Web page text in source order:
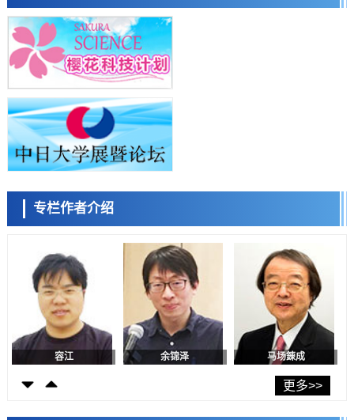
高精度解读
经济・社会
【AI法上篇】如何对“将人生交给AI”保持危机感——中央大学平野晋教
授专访
科学研究
庆应义塾大学阐明脑内“游击手”小胶质细胞包裹保护受损神经细胞的机
制，有望用于开发阿尔茨海默病等疾病疗法
科学研究
日本东北大学与横滨橡胶全球首次从纳米尺度揭示橡胶—黄铜粘接界面
劣化抑制机制，为提升轮胎安全性与耐久性的材料设计开辟道路
科学研究
近畿大学等发现植物染料“日本茜”的红色成分可抑制老化与炎症，有望
科学研究
群马大学开发针对难治性癫痫的新型基因疗法，利用超小型GAD67启动
子抑制发作
九州大学揭示夜间眼压升高机制：两种激素波动叠加所致
科学研究
东京都产技研采用新手法开发出可稳定工作至300℃的介电材料，已验
证电容器可在汽车发动机等高温环境下工作
经济・社会
日本生成式AI使用者占比一年内翻倍，但与中美德仍有较大差距
政策
日本修订首都直下型地震紧急对策：目标为死亡人数至少减半，重点强
专栏作者介绍
小岩井忠道
陈小牧 李鸥 安宁
容江 余锦泽 马场錬成
更多>>